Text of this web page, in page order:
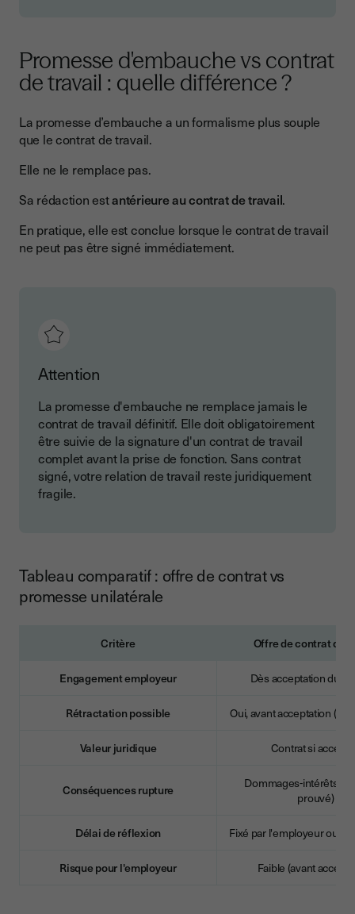
Promesse d'embauche vs contrat
de travail : quelle différence ?
La promesse d’embauche a un formalisme plus souple
que le contrat de travail.
Elle ne le remplace pas.
Sa rédaction estantérieure au contrat de travail.
En pratique, elle est conclue lorsque le contrat de travail
ne peut pas être signé immédiatement.
Attention
La promesse d'embauche ne remplace jamais le
contrat de travail définitif. Elle doit obligatoirement
être suivie de la signature d'un contrat de travail
complet avant la prise de fonction. Sans contrat
signé, votre relation de travail reste juridiquement
fragile.
Tableau comparatif : offre de contrat vs
promesse unilatérale
Critère Offre de contrat de
Engagement employeur Dès acceptation du
Rétractation possible Oui, avant acceptation
Valeur juridique Contrat si
Conséquences rupture
Dommages-intérêts
prouvé)
Délai de réflexion Fixé par l'employeur ou
Risque pour l'employeur Faible (avant